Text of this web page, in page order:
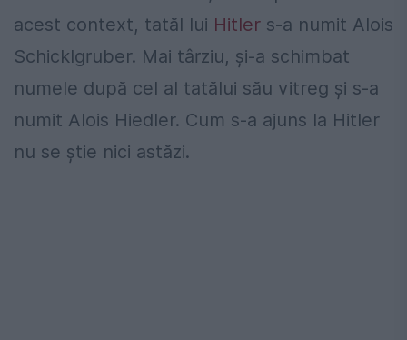
acest context, tatăl lui Hitler s-a numit Alois
Schicklgruber. Mai târziu, şi-a schimbat
numele după cel al tatălui său vitreg şi s-a
numit Alois Hiedler. Cum s-a ajuns la Hitler
nu se ştie nici astăzi.